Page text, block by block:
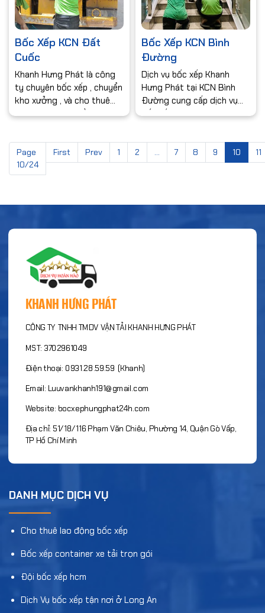
Bốc Xếp KCN Đất
Cuốc
Khanh Hưng Phát là công
ty chuyên bốc xếp , chuyển
kho xưởng , và cho thuê
lao động . với nhiều năm
hàng hoá. với đội ngũ nhân
viên dày dặn kinh nghiệm,
Bốc Xếp KCN Bình
Đường
Dịch vụ bốc xếp Khanh
Hưng Phát tại KCN Bình
Đường cung cấp dịch vụ
bốc xếp đa dạng các loại
viên dày dặn kinh nghiệm,
cho thuê bốc xếp.Với nhiều
năm kinh nghiệm lĩnh vực
Page
10/24
First Prev 1 2 ... 7 8 9 10 11
KHANH HƯNG PHÁT
CÔNG TY TNHH TMDV VẬN TẢI KHANH HƯNG PHÁT
MST: 3702961049
Điện thoại: 0931.28.59.59 (Khanh)
Email: Luuvankhanh191@gmail.com
Website: bocxephungphat24h.com
Địa chỉ: 51/18/116 Phạm Văn Chiêu, Phường 14, Quận Gò Vấp,
TP Hồ Chí Minh
DANH MỤC DỊCH VỤ
Cho thuê lao động bốc xếp
Bốc xếp container xe tải trọn gói
Đội bốc xếp hcm
Dịch Vụ bốc xếp tận nơi ở Long An